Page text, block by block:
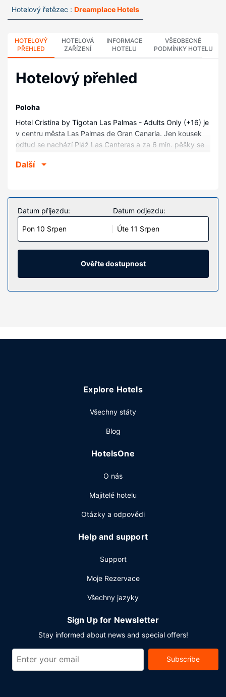
Hotelový řetězec : Dreamplace Hotels
HOTELOVÝ
PŘEHLED
HOTELOVÁ
ZAŘÍZENÍ
INFORMACE
HOTELU
VŠEOBECNÉ
PODMÍNKY HOTELU
Hotelový přehled
Poloha
Hotel Cristina by Tigotan Las Palmas - Adults Only (+16) je
v centru města Las Palmas de Gran Canaria. Jen kousek
odtud se nachází Pláž Las Canteras a za 6 min. pěšky se
nachází 5,2 km od Přístav Las Palmas a 0,7 km od
V jednom z 306 klimatizovaných pokojů, k jejichž
vybavení patří minibar a LED televize, se budete cítit jako
doma. Bezplatné bezdrátové i pevné připojení k internetu
vám zajistí spojení se světem a televize, která nabízí
satelitní kanály, dobrou zábavu. Soukromé koupelny nabízí
vybavení, jehož součástí jsou vana či sprcha, toaletní
potřeby zdarma a vysoušeč vlasů. Další užitečné vybavení
Tento hotel dále nabízí: bezdrátový internet zdarma,
Palmas, kde se podává večeře. Občerstvení si můžete
pokojovou službu. Chcete-li si vychutnat svůj oblíbený
zdarma, business centrum a čistírna oděvů. K pořádání
centrum a zasedací místnosti. Přímo v areálu je hostům k
dispozici samostatné parkování (za příplatek).
Další
Datum příjezdu:
Pon 10 Srpen
Datum odjezdu:
Úte 11 Srpen
Ověřte dostupnost
Explore Hotels
Všechny státy
Blog
HotelsOne
O nás
Majitelé hotelu
Otázky a odpovědi
Help and support
Support
Moje Rezervace
Všechny jazyky
Sign Up for Newsletter
Stay informed about news and special offers!
Subscribe